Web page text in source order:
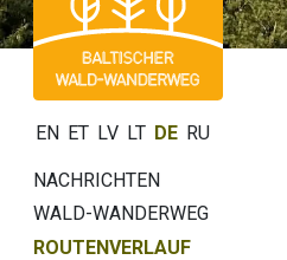
EN ET LV LT DE RU
NACHRICHTEN
WALD-WANDERWEG
ROUTENVERLAUF